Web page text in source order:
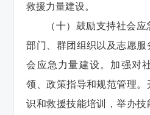
救援力量建设。
（十）鼓励支持社会
部门、群团组织以及志愿
会应急力量建设。加强对
领、政策指导和规范管理
识和救援技能培训，举办